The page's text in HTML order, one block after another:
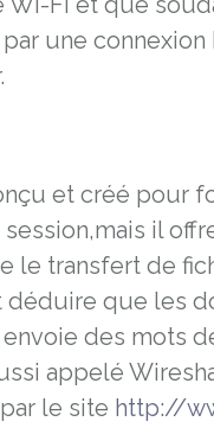
une connexion
et créé
session,mais il
le transfert de
que les
des mots
appelé
le site http://